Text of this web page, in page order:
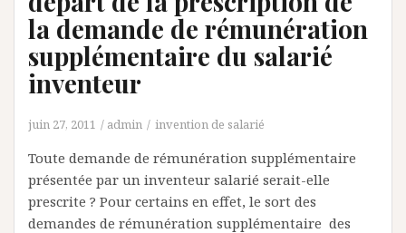
la demande de rémunération
supplémentaire du salarié
inventeur
juin 27, 2011 admin invention de salarié
Toute demande de rémunération supplémentaire
présentée par un inventeur salarié serait-elle
prescrite ? Pour certains en effet, le sort des
demandes de rémunération supplémentaire des